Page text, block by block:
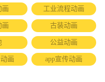
画 工业流程动画
画 古装动画
公益动画
画 app宣传动画